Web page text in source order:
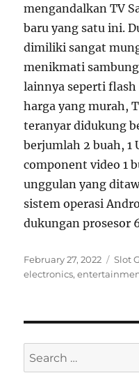
mengandalkan TV
baru yang satu ini.
dimiliki sangat
menikmati
lainnya seperti
harga yang murah,
teranyar didukung
berjumlah 2 buah, 1
component video 1
unggulan yang
sistem operasi
dukungan prosesor
Posted
on
February 27, 2022 Slot
electronics,
Search
for: